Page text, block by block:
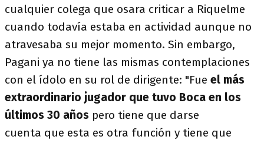
cualquier colega que osara criticar a Riquelme
cuando todavía estaba en actividad aunque no
atravesaba su mejor momento. Sin embargo,
Pagani ya no tiene las mismas contemplaciones
con el ídolo en su rol de dirigente: "Fue el más
extraordinario jugador que tuvo Boca en los
últimos 30 años pero tiene que darse
cuenta que esta es otra función y tiene que